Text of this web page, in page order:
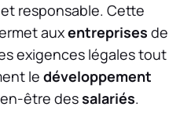
responsable. Cette
auxentreprises de
exigences légales tout
le développement
être dessalariés.